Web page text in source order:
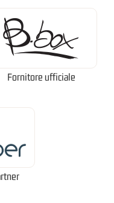
Fornitore ufficiale